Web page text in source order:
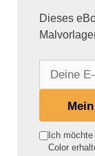
Dieses
e Ich
Color